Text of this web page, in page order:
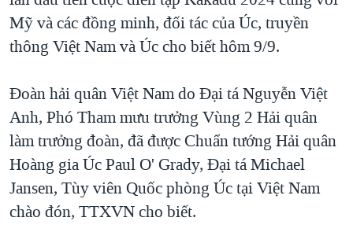
BÊN KIA QUỐC LỘ: TIẾNG VỌNG TỪ NÔNG THÔN MỸ
QUAN HỆ VIỆT MỸ
Mỹ và các đồng minh, đối tác của Úc, truyền
thông Việt Nam và Úc cho biết hôm 9/9.
Đoàn hải quân Việt Nam do Đại tá Nguyễn Việt
Anh, Phó Tham mưu trưởng Vùng 2 Hải quân
làm trưởng đoàn, đã được Chuẩn tướng Hải quân
Hoàng gia Úc Paul O' Grady, Đại tá Michael
Jansen, Tùy viên Quốc phòng Úc tại Việt Nam
chào đón, TTXVN cho biết.